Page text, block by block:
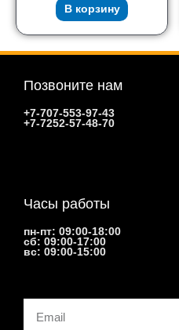
В корзину
Позвоните нам
+7-707-553-97-43
+7-7252-57-48-70
Часы работы
пн-пт: 09:00-18:00
сб: 09:00-17:00
вс: 09:00-15:00
Email